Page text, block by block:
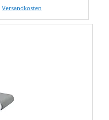
Versandkosten